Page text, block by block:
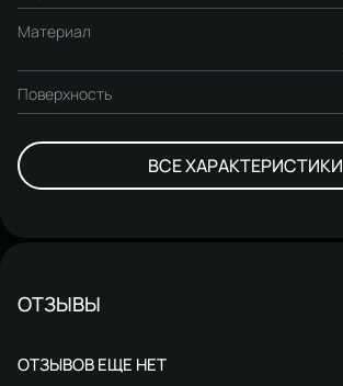
Материал
Поверхность
ВСЕ ХАРАКТЕРИСТИКИ
ОТЗЫВЫ
ОТЗЫВОВ ЕЩЕ НЕТ